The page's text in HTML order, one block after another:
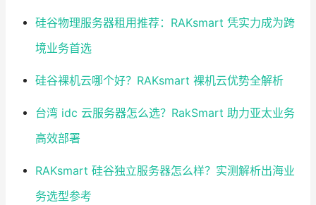
硅谷物理服务器租用推荐：RAKsmart 凭实力成为跨
境业务首选
硅谷裸机云哪个好？RAKsmart 裸机云优势全解析
台湾 idc 云服务器怎么选？RakSmart 助力亚太业务
高效部署
RAKsmart 硅谷独立服务器怎么样？实测解析出海业
务选型参考